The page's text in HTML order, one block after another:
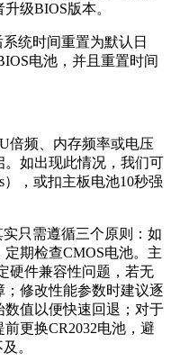
级BIOS版本。
统时间重置为默认日
电池，并且重置时间
倍频、内存频率或电压
。如出现此情况，我们可
），或扣主板电池10秒强
只需遵循三个原则：如
期检查CMOS电池。主
硬件兼容性问题，若无
修改性能参数时建议逐
值以便快速回退；对于
更换CR2032电池，避
。